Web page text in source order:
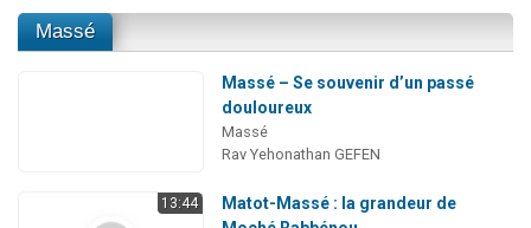
Massé
Massé – Se souvenir d’un passé
douloureux
Massé
Rav Yehonathan GEFEN
13:44
Matot-Massé : la grandeur de